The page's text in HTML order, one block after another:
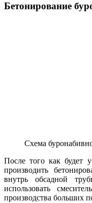
Бетонирование
Схема
После того как будет
производить
внутрь обсадной
использовать
производства больших